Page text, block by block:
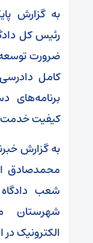
به گزارش
رئیس کل
ضرورت
کامل
برنامه‌های
کیفیت
به گزارش
محمدصادق
شعب
شهرستان
الکترونیک